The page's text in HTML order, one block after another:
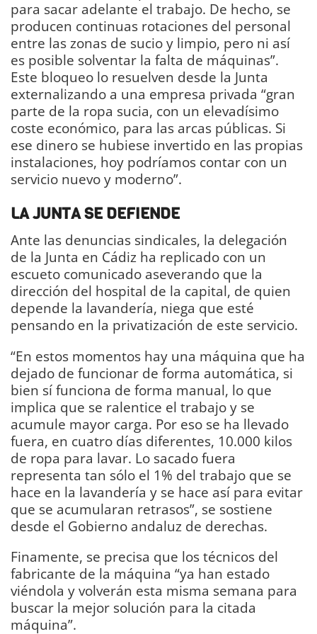
para sacar adelante el trabajo. De hecho, se
producen continuas rotaciones del personal
entre las zonas de sucio y limpio, pero ni así
es posible solventar la falta de máquinas”.
Este bloqueo lo resuelven desde la Junta
externalizando a una empresa privada “gran
parte de la ropa sucia, con un elevadísimo
coste económico, para las arcas públicas. Si
ese dinero se hubiese invertido en las propias
instalaciones, hoy podríamos contar con un
servicio nuevo y moderno”.
LA JUNTA SE DEFIENDE
Ante las denuncias sindicales, la delegación
de la Junta en Cádiz ha replicado con un
escueto comunicado aseverando que la
dirección del hospital de la capital, de quien
depende la lavandería, niega que esté
pensando en la privatización de este servicio.
“En estos momentos hay una máquina que ha
dejado de funcionar de forma automática, si
bien sí funciona de forma manual, lo que
implica que se ralentice el trabajo y se
acumule mayor carga. Por eso se ha llevado
fuera, en cuatro días diferentes, 10.000 kilos
de ropa para lavar. Lo sacado fuera
representa tan sólo el 1% del trabajo que se
hace en la lavandería y se hace así para evitar
que se acumularan retrasos”, se sostiene
desde el Gobierno andaluz de derechas.
Finamente, se precisa que los técnicos del
fabricante de la máquina “ya han estado
viéndola y volverán esta misma semana para
buscar la mejor solución para la citada
máquina”.